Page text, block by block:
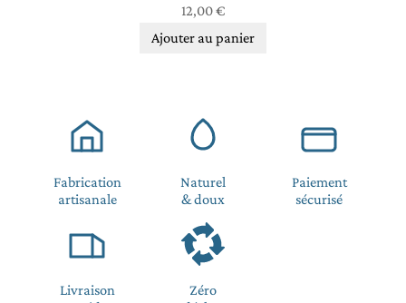
12,00€
Ajouter au panier
Fabrication
artisanale
Naturel
& doux
Paiement
sécurisé
Livraison
Zéro